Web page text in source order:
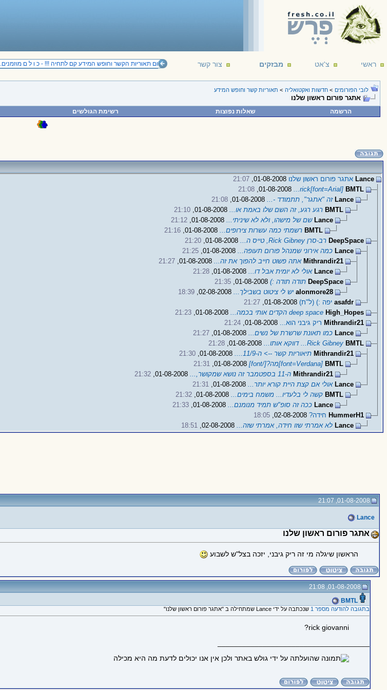
ראשי צ'אט מבזקים צור קשר פורום תאוריות הקשר וחופש המידע קם לתחיה !!! - כ ו ל ם מוזמנים...
לובי הפורומים > חדשות ואקטואליה > תאוריות קשר וחופש המידע
אתגר פורום ראשון שלנו
הרשמה שאלות נפוצות רשימת הגולשים
Lance אתגר פורום ראשון שלנו
21:07
BMTL
[font=Arial]rick...
01-08-2008,
21:08
Lance זה "אתגר", תתמודד -...01-08-2008,
21:08
BMTL רגע רגע, זה השם שלו באמת או...01-08-2008,
21:10
Lance שם של מישהו, ולא לא שיניתי...01-08-2008,
21:12
BMTL רשמתי כמה עשרות צירופים...01-08-2008,
21:16
DeepSpace רב-סרן Rick Gibney, טייס ה... 01-08-2008,
21:20
Lance כמה אירוני שמנהל פורום תעופה...01-08-2008,
21:25
Mithrandir21 אתה פשוט חייב להפוך את זה...01-08-2008,
21:27
Lance אולי לא יומית אבל דו...01-08-2008,
21:28
DeepSpace תודה תודה :)01-08-2008,
21:35
alonmore28 יש לי ציטוט בשבילך...02-08-2008,
18:39
asafdr יפה :) (ל"ת)01-08-2008,
21:27
High_Hopes deep space הקדים אותי בכמה... 01-08-2008,
21:23
Mithrandir21 ריק גיבני הוא...
21:24
Lance כמו תאונת שרשרת של נשים...01-08-2008,
21:27
BMTL Rick Gibney... דווקא אותו... 01-08-2008,
21:28
Mithrandir21 תיאוריות קשר --> ה-11/9.... 01-08-2008,
21:30
BMTL [font=Verdana]מה?[/font] 01-08-2008,
21:31
Mithrandir21 ה-11 בספטמבר זה נושא שמקושר,... 01-08-2008,
21:32
Lance אולי אם קצת היית קורא יותר...01-08-2008,
21:31
BMTL קשה לי בלעדיו... משמח בימים...01-08-2008,
21:32
Lance ככה זה סופ"ש תמיד מנומנם...01-08-2008,
21:33
HummerH1 חידה?02-08-2008,
18:05
Lance לא אמרתי שזו חידה, אמרתי שזה...02-08-2008,
18:51
01-08-2008, 21:07
Lance
אתגר פורום ראשון שלנו
הראשון שיגלה מי זה ריק גיבני, יזכה בצל"ש לשבוע
01-08-2008, 21:08
BMTL
בתגובה להודעה מספר 1
שנכתבה על ידי Lance שמתחילה ב "אתגר פורום ראשון שלנו"
rick giovanni?